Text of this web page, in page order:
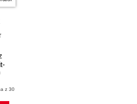
z 30